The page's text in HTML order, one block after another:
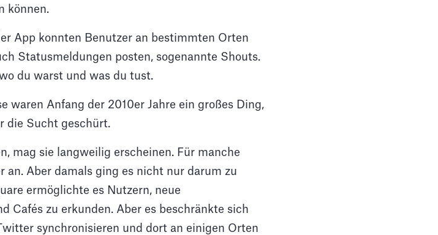
können.
App konnten Benutzer an bestimmten Orten
Statusmeldungen posten, sogenannte Shouts.
du warst und was du tust.
waren Anfang der 2010er Jahre ein großes Ding,
die Sucht geschürt.
mag sie langweilig erscheinen. Für manche
Aber damals ging es nicht nur darum zu
ermöglichte es Nutzern, neue
Cafés zu erkunden. Aber es beschränkte sich
synchronisieren und dort an einigen Orten